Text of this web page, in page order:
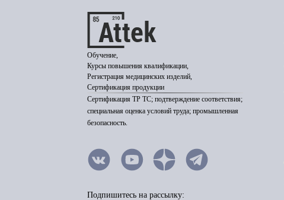
Обучение,
Курсы повышения квалификации,
Регистрация медицинских изделий,
Сертификация продукции
Сертификация ТР ТС; подтверждение соответствия;
специальная оценка условий труда; промышленная
безопасность.
Подпишитесь на рассылку: